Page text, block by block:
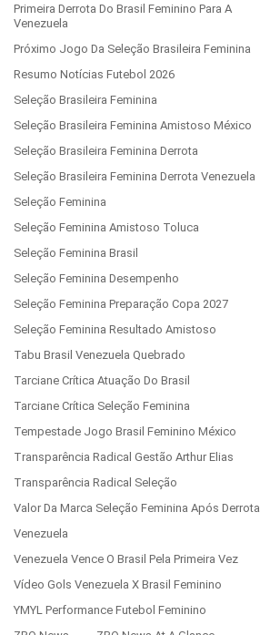
Primeira Derrota Do Brasil Feminino Para A
Venezuela
Próximo Jogo Da Seleção Brasileira Feminina
Resumo Notícias Futebol 2026
Seleção Brasileira Feminina
Seleção Brasileira Feminina Amistoso México
Seleção Brasileira Feminina Derrota
Seleção Brasileira Feminina Derrota Venezuela
Seleção Feminina
Seleção Feminina Amistoso Toluca
Seleção Feminina Brasil
Seleção Feminina Desempenho
Seleção Feminina Preparação Copa 2027
Seleção Feminina Resultado Amistoso
Tabu Brasil Venezuela Quebrado
Tarciane Crítica Atuação Do Brasil
Tarciane Crítica Seleção Feminina
Tempestade Jogo Brasil Feminino México
Transparência Radical Gestão Arthur Elias
Transparência Radical Seleção
Valor Da Marca Seleção Feminina Após Derrota
Venezuela
Venezuela Vence O Brasil Pela Primeira Vez
Vídeo Gols Venezuela X Brasil Feminino
YMYL Performance Futebol Feminino